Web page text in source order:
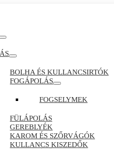
BOLHA ÉS KULLANCSIRTÓK
FOGÁPOLÁS
FOGSELYMEK
FÜLÁPOLÁS
GEREBLYÉK
KAROM ÉS SZŐRVÁGÓK
KULLANCS KISZEDŐK